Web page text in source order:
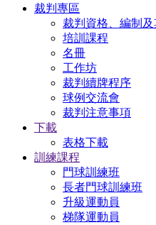
裁判專區
裁判資格、編制
培訓課程
名冊
工作坊
裁判續牌程序
球例交流會
裁判注意事項
下載
表格下載
訓練課程
門球訓練班
長者門球訓練班
升級運動員
梯隊運動員